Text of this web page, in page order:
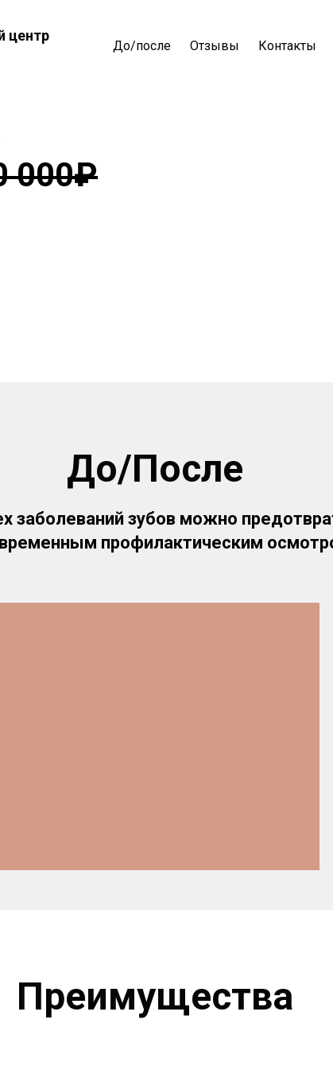
центр
До/после Отзывы Контакты
000₽
До/После
заболеваний зубов можно
профилактическим
Преимущества